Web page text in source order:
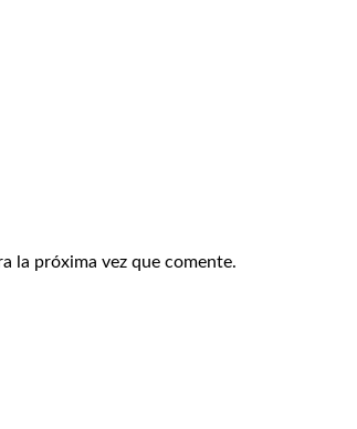
la próxima vez que comente.